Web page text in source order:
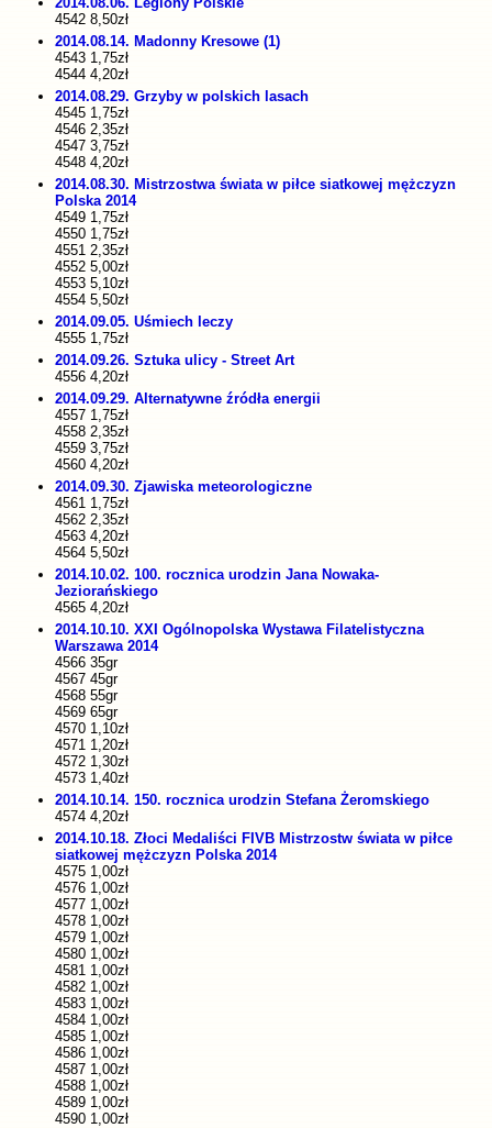
4542 8,50zł
2014.08.14. Madonny Kresowe (1)
4543 1,75zł
4544 4,20zł
2014.08.29. Grzyby w polskich lasach
4545 1,75zł
4546 2,35zł
4547 3,75zł
4548 4,20zł
2014.08.30. Mistrzostwa świata w piłce siatkowej mężczyzn
Polska 2014
4549 1,75zł
4550 1,75zł
4551 2,35zł
4552 5,00zł
4553 5,10zł
4554 5,50zł
2014.09.05. Uśmiech leczy
4555 1,75zł
2014.09.26. Sztuka ulicy - Street Art
4556 4,20zł
2014.09.29. Alternatywne źródła energii
4557 1,75zł
4558 2,35zł
4559 3,75zł
4560 4,20zł
2014.09.30. Zjawiska meteorologiczne
4561 1,75zł
4562 2,35zł
4563 4,20zł
4564 5,50zł
2014.10.02. 100. rocznica urodzin Jana Nowaka-
Jeziorańskiego
4565 4,20zł
2014.10.10. XXI Ogólnopolska Wystawa Filatelistyczna
Warszawa 2014
4566 35gr
4567 45gr
4568 55gr
4569 65gr
4570 1,10zł
4571 1,20zł
4572 1,30zł
4573 1,40zł
2014.10.14. 150. rocznica urodzin Stefana Żeromskiego
4574 4,20zł
2014.10.18. Złoci Medaliści FIVB Mistrzostw świata w piłce
siatkowej mężczyzn Polska 2014
4575 1,00zł
4576 1,00zł
4577 1,00zł
4578 1,00zł
4579 1,00zł
4580 1,00zł
4581 1,00zł
4582 1,00zł
4583 1,00zł
4584 1,00zł
4585 1,00zł
4586 1,00zł
4587 1,00zł
4588 1,00zł
4589 1,00zł
4590 1,00zł